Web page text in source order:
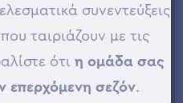
συνεντεύξεις
ταιριάζουν με τις
ότι η ομάδα σας
επερχόμενη σεζόν.